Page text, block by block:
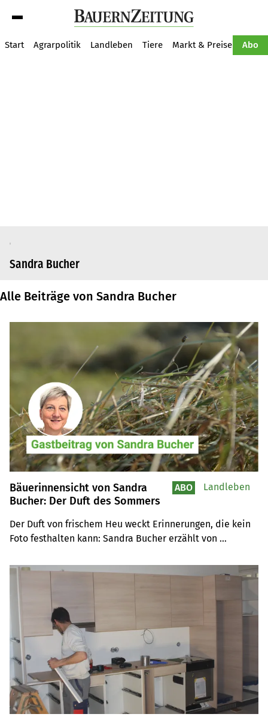
Start Agrarpolitik Landleben Tiere Markt & Preise Abo
Sandra Bucher
Alle Beiträge von Sandra Bucher
Bäuerinnensicht von Sandra
Bucher: Der Duft des Sommers
Der Duft von frischem Heu weckt Erinnerungen, die kein
Foto festhalten kann: Sandra Bucher erzählt von
Hoger und vom Eierbier der Grossmama.
ABO Landleben